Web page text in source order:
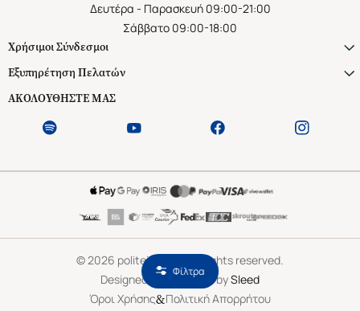
Φίλτρα
Δευτέρα - Παρασκευή 09:00-21:00
Σάββατο 09:00-18:00
Χρήσιμοι Σύνδεσμοι
Εξυπηρέτηση Πελατών
ΑΚΟΛΟΥΘΗΣΤΕ ΜΑΣ
©2026 politeianet.gr All rights reserved.
Designed & Developed bySleed
Όροι Χρήσης&Πολιτική Απορρήτου